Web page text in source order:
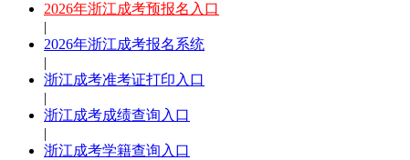
2026年浙江成考预报名入口
|
2026年浙江成考报名系统
|
浙江成考准考证打印入口
|
浙江成考成绩查询入口
|
浙江成考学籍查询入口